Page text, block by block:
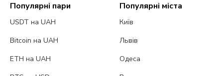
Популярні пари
USDT на UAH
Bitcoin на UAH
ETH на UAH
Популярні міста
Київ
Львів
Одеса